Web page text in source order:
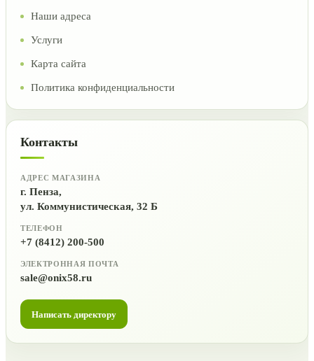
Наши адреса
Услуги
Карта сайта
Политика конфиденциальности
Контакты
АДРЕС МАГАЗИНА
г. Пенза,
ул. Коммунистическая, 32 Б
ТЕЛЕФОН
+7 (8412) 200-500
ЭЛЕКТРОННАЯ ПОЧТА
sale@onix58.ru
Написать директору